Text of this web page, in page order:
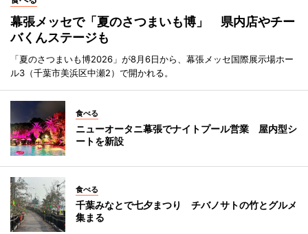
幕張メッセで「夏のさつまいも博」 県内店やチー
バくんステージも
「夏のさつまいも博2026」が8月6日から、幕張メッセ国際展示場ホー
ル3（千葉市美浜区中瀬2）で開かれる。
食べる
ニューオータニ幕張でナイトプール営業 屋内型シ
ートを新設
食べる
千葉みなとで七夕まつり チバノサトの竹とグルメ
集まる